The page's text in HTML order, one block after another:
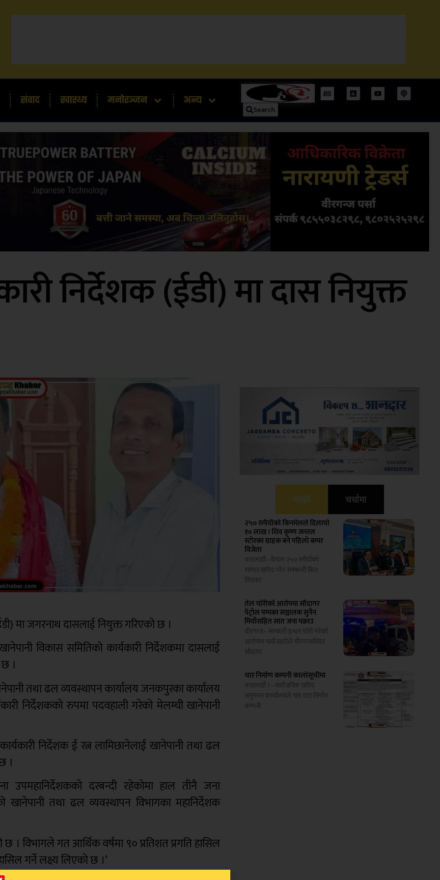
संवाद स्वास्थ्य मनोरञ्जन अन्य
Search
निर्देशक (ईडी) मा दास नियुक्त
मा जगरनाथ दासलाई नियुक्त गरिएको छ ।
विकास समितिको कार्यकारी निर्देशकमा दासलाई
।
तथा ढल व्यवस्थापन कार्यालय जनकपुरका कार्यालय
निर्देशकको रुपमा पदवहाली गरेको मेलम्ची खानेपानी
निर्देशक ई रत्न लामिछानेलाई खानेपानी तथा ढल
।
उपमहानिर्देशकको दरबन्दी रहेकोमा हाल तीनै जना
खानेपानी तथा ढल व्यवस्थापन विभागका महानिर्देशक
। विभागले गत आर्थिक वर्षमा ९० प्रतिशत प्रगति हासिल
गर्ने लक्ष्य लिएको छ ।’
भर्खरै चर्चामा
२५० रुपैयाँको किनमेलले दिलायो
१० लाख ! शिव कृष्ण जनरल
स्टोरका ग्राहक बने पहिलो बम्पर
विजेता
काठमाडौं– केवल २५० रुपैयाँको
सामान खरिद गरेर सक्कली बिल
लिएका
तेल चोरीको आरोपमा सौदागर
पेट्रोल पम्पका सञ्चालक सुनैन
मियाँसहित सात जना पक्राउ
वीरगन्ज– सरकारी इन्धन चोरी गरेको
आरोपमा पर्सा प्रहरीले वीरगन्जस्थित
सौदागर
चार निर्माण कम्पनी कालोसूचीमा
काठमाडौं ।– सार्वजनिक खरिद
अनुगमन कार्यालयले चार वटा निर्माण
कम्पनी